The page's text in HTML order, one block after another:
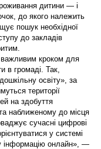
дитини — і
до якого належить
пошук необхідної
до закладів
важливим кроком для
в громаді. Так,
освіту», за
території
на здобуття
наближеному до місця
сучасні цифрові
у системі
інформацію онлайн», —